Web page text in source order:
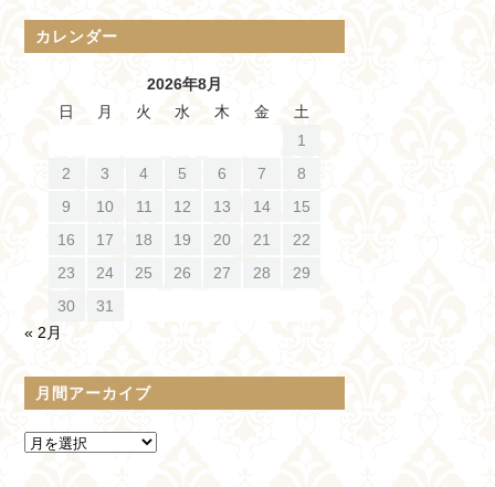
カレンダー
2026年8月
日
月 火 水 木 金
土
1
2
3 4 5 6 7
8
9
10 11 12 13 14
15
16
17 18 19 20 21
22
23
24 25 26 27 28
29
30
31
« 2月
月間アーカイブ